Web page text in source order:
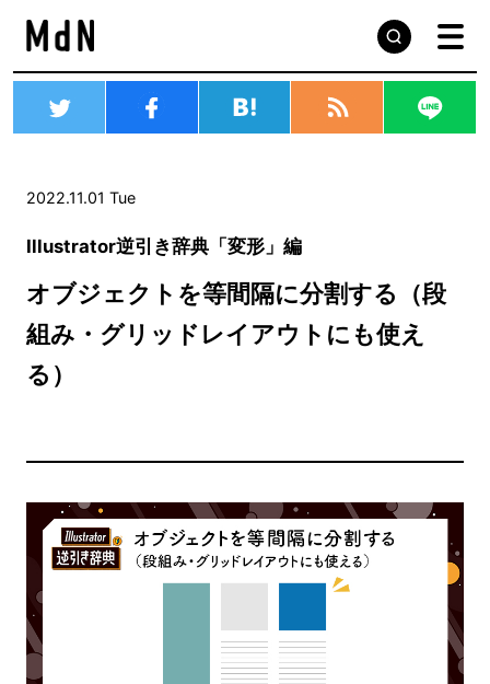
2022.11.01 Tue
Illustrator逆引き辞典「変形」編
オブジェクトを等間隔に分割する（段
組み・グリッドレイアウトにも使え
る）